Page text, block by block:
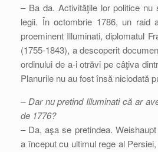
– Ba da. Activităţile lor politice nu
legii. În octombrie 1786, un raid
proeminent Illuminati, diplomatul
(1755-1843), a descoperit
ordinului de a-i otrăvi pe câţiva
Planurile nu au fost însă niciodată
– Dar nu pretind Illuminati că ar
de 1776?
– Da, aşa se pretindea.
a început cu ultimul rege al